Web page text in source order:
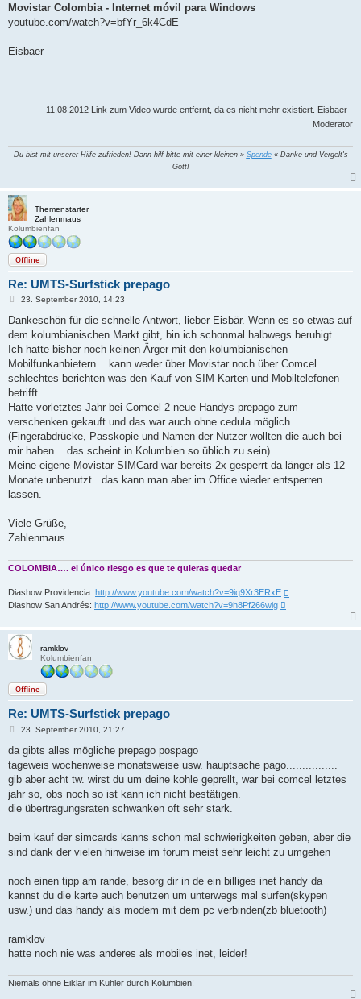
a
Movistar Colombia - Internet móvil para Windows
youtube.com/watch?v=bfYr_6k4CdE
Eisbaer
11.08.2012 Link zum Video wurde entfernt, da es nicht mehr existiert. Eisbaer -
Moderator
Du bist mit unserer Hilfe zufrieden! Dann hilf bitte mit einer kleinen » Spende« Danke und Vergelt's
Gott!
Themenstarter
Zahlenmaus
Kolumbienfan
Offline
Re: UMTS-Surfstick prepago
B
i
r
a
23. September 2010, 14:23
Dankeschön für die schnelle Antwort, lieber Eisbär. Wenn es so etwas auf
dem kolumbianischen Markt gibt, bin ich schonmal halbwegs beruhigt.
Ich hatte bisher noch keinen Ärger mit den kolumbianischen
Mobilfunkanbietern... kann weder über Movistar noch über Comcel
schlechtes berichten was den Kauf von SIM-Karten und Mobiltelefonen
betrifft.
Hatte vorletztes Jahr bei Comcel 2 neue Handys prepago zum
verschenken gekauft und das war auch ohne cedula möglich
(Fingerabdrücke, Passkopie und Namen der Nutzer wollten die auch bei
mir haben... das scheint in Kolumbien so üblich zu sein).
Meine eigene Movistar-SIMCard war bereits 2x gesperrt da länger als 12
Monate unbenutzt.. das kann man aber im Office wieder entsperren
lassen.
Viele Grüße,
Zahlenmaus
COLOMBIA…. el único riesgo es que te quieras quedar
Diashow Providencia: http://www.youtube.com/watch?v=9iq9Xr3ERxE
Diashow San Andrés: http://www.youtube.com/watch?v=9h8Pf266wig
ramklov
Kolumbienfan
Offline
Re: UMTS-Surfstick prepago
B
i
r
a
23. September 2010, 21:27
da gibts alles mögliche prepago pospago
tageweis wochenweise monatsweise usw. hauptsache pago................
gib aber acht tw. wirst du um deine kohle geprellt, war bei comcel letztes
jahr so, obs noch so ist kann ich nicht bestätigen.
die übertragungsraten schwanken oft sehr stark.
beim kauf der simcards kanns schon mal schwierigkeiten geben, aber die
sind dank der vielen hinweise im forum meist sehr leicht zu umgehen
noch einen tipp am rande, besorg dir in de ein billiges inet handy da
kannst du die karte auch benutzen um unterwegs mal surfen(skypen
usw.) und das handy als modem mit dem pc verbinden(zb bluetooth)
ramklov
hatte noch nie was anderes als mobiles inet, leider!
Niemals ohne Eiklar im Kühler durch Kolumbien!